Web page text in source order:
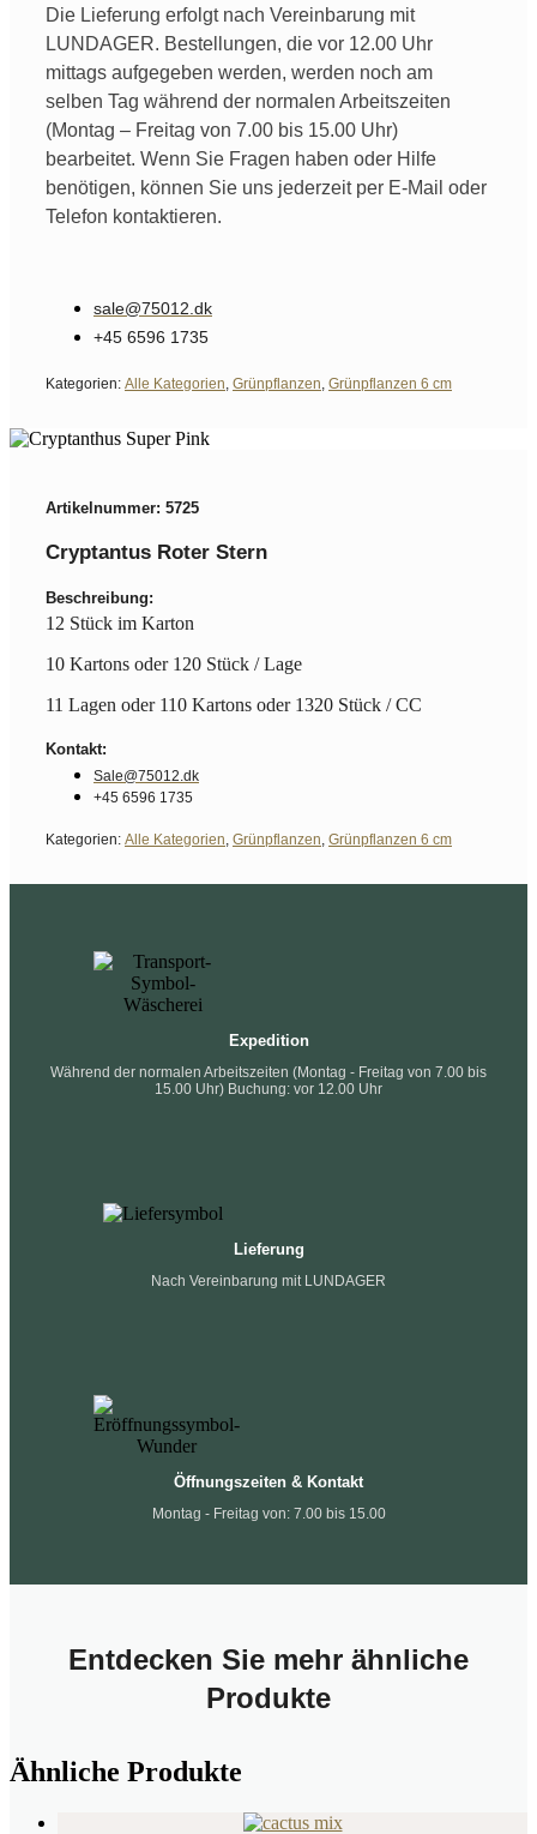
Die Lieferung erfolgt nach Vereinbarung mit
LUNDAGER. Bestellungen, die vor 12.00 Uhr
mittags aufgegeben werden, werden noch am
selben Tag während der normalen Arbeitszeiten
(Montag – Freitag von 7.00 bis 15.00 Uhr)
bearbeitet. Wenn Sie Fragen haben oder Hilfe
benötigen, können Sie uns jederzeit per E-Mail oder
Telefon kontaktieren.
sale@75012.dk
+45 6596 1735
Kategorien: Alle Kategorien Grünpflanzen Grünpflanzen 6 cm
Artikelnummer: 5725
Cryptantus Roter Stern
Beschreibung:
12 Stück im Karton
10 Kartons oder 120 Stück / Lage
11 Lagen oder 110 Kartons oder 1320 Stück / CC
Kontakt:
Sale@75012.dk
+45 6596 1735
Kategorien: Alle Kategorien Grünpflanzen Grünpflanzen 6 cm
Expedition
Während der normalen Arbeitszeiten (Montag - Freitag von 7.00 bis
15.00 Uhr) Buchung: vor 12.00 Uhr
Lieferung
Nach Vereinbarung mit LUNDAGER
Öffnungszeiten & Kontakt
Montag - Freitag von: 7.00 bis 15.00
Entdecken Sie mehr ähnliche
Produkte
Ähnliche Produkte